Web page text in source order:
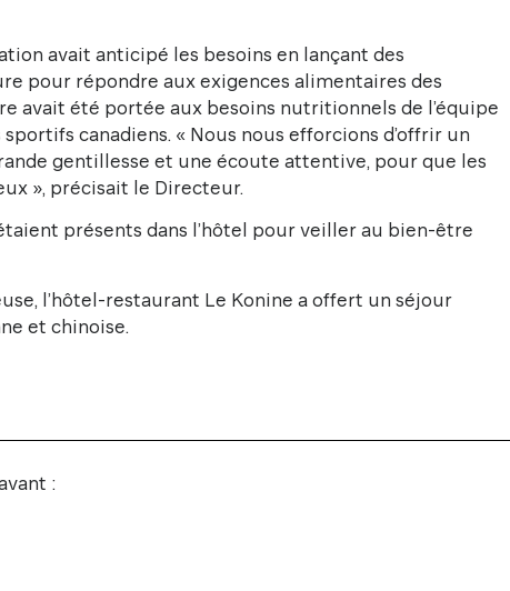
avait anticipé les besoins en lançant des
pour répondre aux exigences alimentaires des
avait été portée aux besoins nutritionnels de l’équipe
canadiens. « Nous nous efforcions d’offrir un
gentillesse et une écoute attentive, pour que les
», précisait le Directeur.
présents dans l’hôtel pour veiller au bien-être
l’hôtel-restaurant Le Konine a offert un séjour
et chinoise.
: